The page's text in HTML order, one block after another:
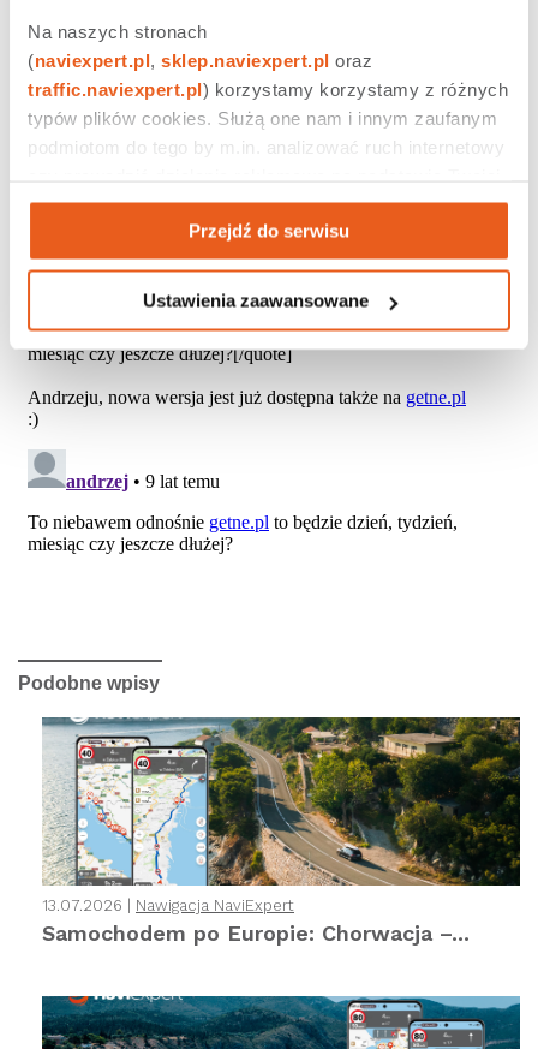
Na naszych stronach
(naviexpert.pl, sklep.naviexpert.pl
traffic.naviexpert.pl) korzystamy korzystamy z różnych
typów plików cookies. Służą one nam i innym zaufanym
podmiotom do tego by m.in. analizować ruch internetowy
aktywności na naszych stronach internetowych. Więcej
informacji znajdziesz w naszej polityce prywatności
Przejdź do serwisu
Ustawienia zaawansowane
Podobne wpisy
13.07.2026 | Nawigacja NaviExpert
Samochodem po Europie: Chorwacja –...